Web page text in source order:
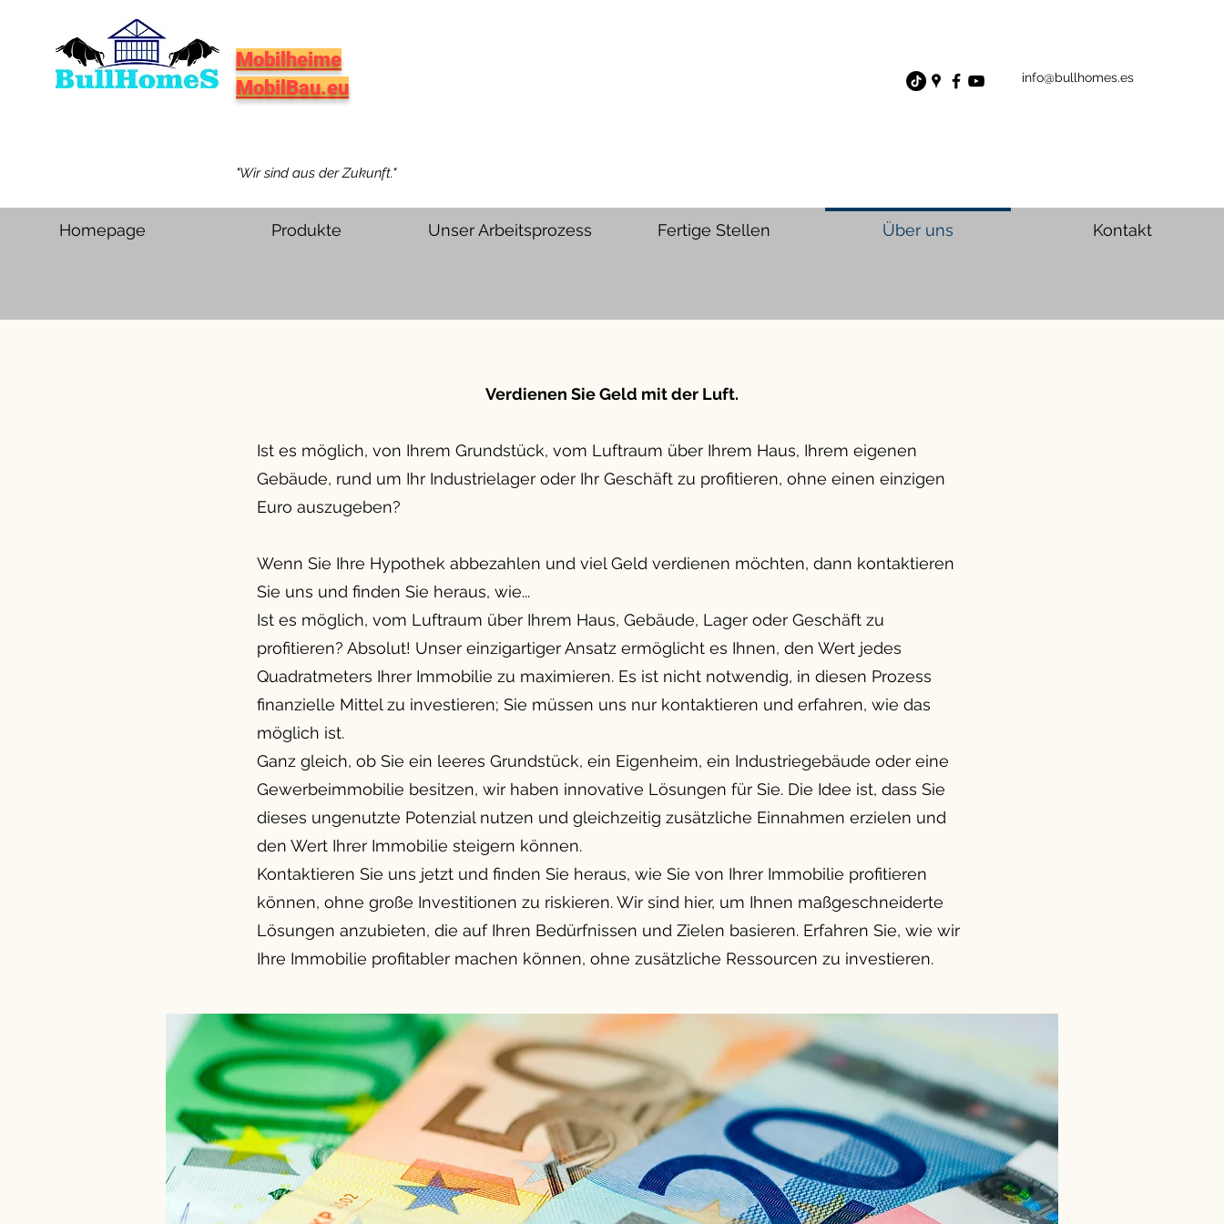
Mobilheime
MobilBau.eu
"Wir sind aus der Zukunft."
info@bullhomes.es
Homepage Produkte Unser Arbeitsprozess Fertige Stellen Über uns Kontakt
Verdienen Sie Geld mit der Luft.
Ist es möglich, von Ihrem Grundstück, vom Luftraum über Ihrem Haus, Ihrem eigenen
Gebäude, rund um Ihr Industrielager oder Ihr Geschäft zu profitieren, ohne einen einzigen
Euro auszugeben?
Wenn Sie Ihre Hypothek abbezahlen und viel Geld verdienen möchten, dann kontaktieren
Sie uns und finden Sie heraus, wie...
Ist es möglich, vom Luftraum über Ihrem Haus, Gebäude, Lager oder Geschäft zu
profitieren? Absolut! Unser einzigartiger Ansatz ermöglicht es Ihnen, den Wert jedes
Quadratmeters Ihrer Immobilie zu maximieren. Es ist nicht notwendig, in diesen Prozess
finanzielle Mittel zu investieren; Sie müssen uns nur kontaktieren und erfahren, wie das
möglich ist.
Ganz gleich, ob Sie ein leeres Grundstück, ein Eigenheim, ein Industriegebäude oder eine
Gewerbeimmobilie besitzen, wir haben innovative Lösungen für Sie. Die Idee ist, dass Sie
dieses ungenutzte Potenzial nutzen und gleichzeitig zusätzliche Einnahmen erzielen und
den Wert Ihrer Immobilie steigern können.
Kontaktieren Sie uns jetzt und finden Sie heraus, wie Sie von Ihrer Immobilie profitieren
können, ohne große Investitionen zu riskieren. Wir sind hier, um Ihnen maßgeschneiderte
Lösungen anzubieten, die auf Ihren Bedürfnissen und Zielen basieren. Erfahren Sie, wie wir
Ihre Immobilie profitabler machen können, ohne zusätzliche Ressourcen zu investieren.